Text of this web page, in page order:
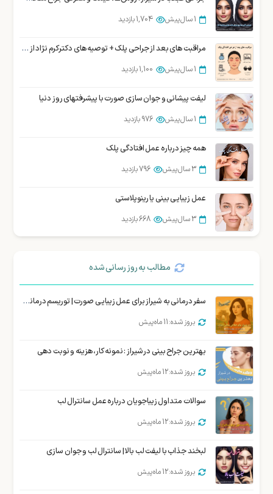
1 سال پیش 1,863 بازدید
جراحی بوکال فت یا برداشتن چربی لپ در شیراز
1 سال پیش 1,849 بازدید
1 سال پیش 1,704 بازدید
مراقبت های بعد از جراحی پلک + توصیه های دکتر کرم نژاد از شیراز
1 سال پیش 1,100 بازدید
لیفت پیشانی و جوان سازی صورت با پیشرفتهای روز دنیا
1 سال پیش 976 بازدید
همه چیز درباره عمل افتادگی پلک
3 سال پیش 796 بازدید
عمل زیبایی بینی یا رینوپلاستی
3 سال پیش 668 بازدید
مطالب به روز رسانی شده
سفر درمانی به شیراز برای عمل زیبایی صورت | توریسم درمانی زیبایی شیراز
بروز شده: 11 ماه پیش
بهترین جراح بینی در شیراز : نمونه کار، هزینه و نوبت دهی
بروز شده: 12 ماه پیش
سوالات متداول زیباجویان درباره عمل سانترال لب
بروز شده: 12 ماه پیش
لبخند جذاب با لیفت لب بالا | سانترال لب و جوان سازی
بروز شده: 12 ماه پیش